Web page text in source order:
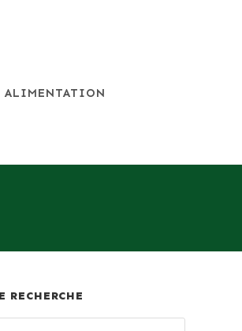
ALIMENTATION
RECHERCHE